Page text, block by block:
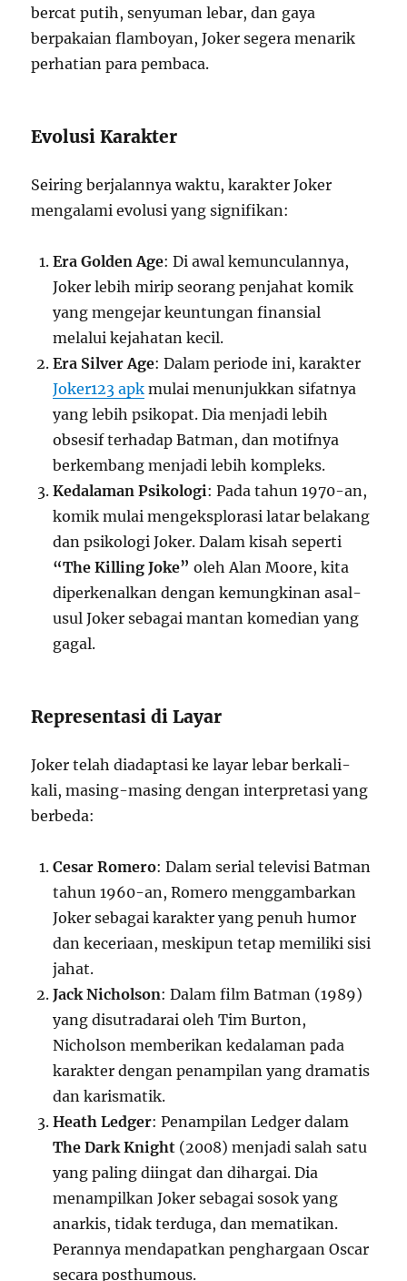
bercat putih, senyuman lebar, dan gaya
berpakaian flamboyan, Joker segera menarik
perhatian para pembaca.
Evolusi Karakter
Seiring berjalannya waktu, karakter Joker
mengalami evolusi yang signifikan:
Era Golden Age: Di awal kemunculannya,
Joker lebih mirip seorang penjahat komik
yang mengejar keuntungan finansial
melalui kejahatan kecil.
Era Silver Age: Dalam periode ini, karakter
Joker123 apk mulai menunjukkan sifatnya
yang lebih psikopat. Dia menjadi lebih
obsesif terhadap Batman, dan motifnya
berkembang menjadi lebih kompleks.
Kedalaman Psikologi: Pada tahun 1970-an,
komik mulai mengeksplorasi latar belakang
dan psikologi Joker. Dalam kisah seperti
“The Killing Joke” oleh Alan Moore, kita
diperkenalkan dengan kemungkinan asal-
usul Joker sebagai mantan komedian yang
gagal.
Representasi di Layar
Joker telah diadaptasi ke layar lebar berkali-
kali, masing-masing dengan interpretasi yang
berbeda:
Cesar Romero: Dalam serial televisi Batman
tahun 1960-an, Romero menggambarkan
Joker sebagai karakter yang penuh humor
dan keceriaan, meskipun tetap memiliki sisi
jahat.
Jack Nicholson: Dalam film Batman (1989)
yang disutradarai oleh Tim Burton,
Nicholson memberikan kedalaman pada
karakter dengan penampilan yang dramatis
dan karismatik.
Heath Ledger: Penampilan Ledger dalam
The Dark Knight (2008) menjadi salah satu
yang paling diingat dan dihargai. Dia
menampilkan Joker sebagai sosok yang
anarkis, tidak terduga, dan mematikan.
Perannya mendapatkan penghargaan Oscar
secara posthumous.